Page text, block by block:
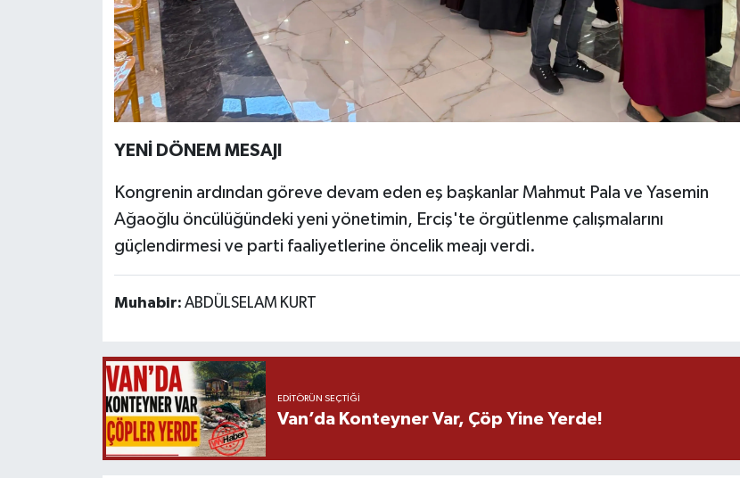
YENİ DÖNEM MESAJI
Kongrenin ardından göreve devam eden eş başkanlar Mahmut Pala ve Yasemin
Ağaoğlu öncülüğündeki yeni yönetimin, Erciş'te örgütlenme çalışmalarını
güçlendirmesi ve parti faaliyetlerine öncelik meajı verdi.
Muhabir: ABDÜLSELAM KURT
EDITÖRÜN SEÇTIĞI
Van’da Konteyner Var, Çöp Yine Yerde!